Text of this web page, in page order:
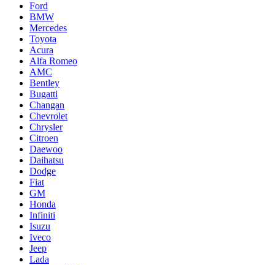
Ford
BMW
Mercedes
Toyota
Acura
Alfa Romeo
AMC
Bentley
Bugatti
Changan
Chevrolet
Chrysler
Citroen
Daewoo
Daihatsu
Dodge
Fiat
GM
Honda
Infiniti
Isuzu
Iveco
Jeep
Lada